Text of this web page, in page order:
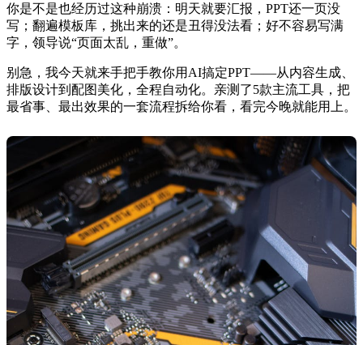
你是不是也经历过这种崩溃：明天就要汇报，PPT还一页没
写；翻遍模板库，挑出来的还是丑得没法看；好不容易写满
字，领导说“页面太乱，重做”。
别急，我今天就来手把手教你用AI搞定PPT——从内容生成、
排版设计到配图美化，全程自动化。亲测了5款主流工具，把
最省事、最出效果的一套流程拆给你看，看完今晚就能用上。